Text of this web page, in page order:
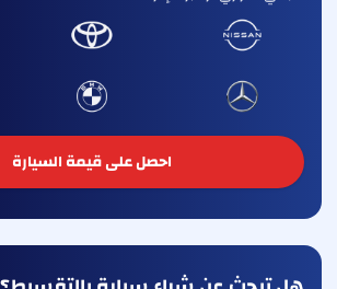
احصل على قيمة السيارة